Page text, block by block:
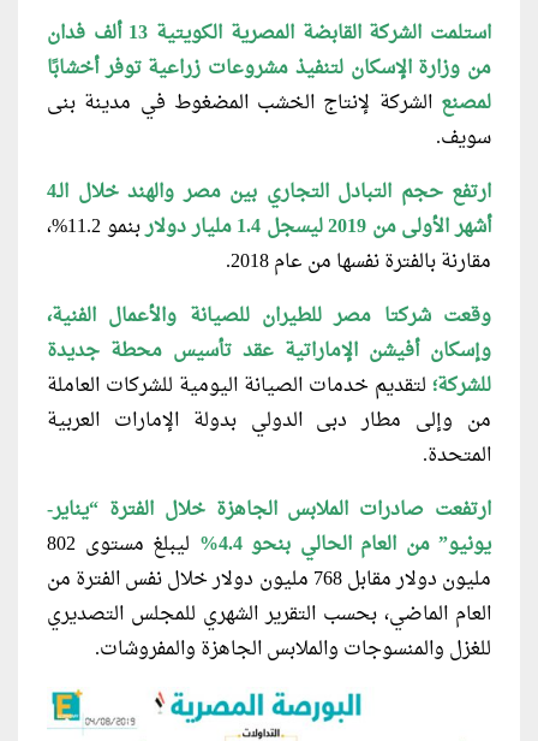
استلمت الشركة القابضة المصرية الكويتية 13 ألف فدان
من وزارة الإسكان لتنفيذ مشروعات زراعية توفر أخشابًا
لمصنع الشركة لإنتاج الخشب المضغوط في مدينة بنى
سويف.
ارتفع حجم التبادل التجاري بين مصر والهند خلال الـ4
أشهر الأولى من 2019 ليسجل 1.4 مليار دولار
بنمو 11.2%،
مقارنة بالفترة نفسها من عام 2018.
وقعت شركتا مصر للطيران للصيانة والأعمال الفنية،
وإسكان أفيشن الإماراتية عقد تأسيس محطة جديدة
للشركة؛ لتقديم خدمات الصيانة اليومية للشركات العاملة
من وإلى مطار دبى الدولي بدولة الإمارات العربية
المتحدة.
ارتفعت صادرات الملابس الجاهزة خلال الفترة “يناير-
يونيو” من العام الحالي بنحو 4.4%
ليبلغ مستوى 802
مليون دولار مقابل 768 مليون دولار خلال نفس الفترة من
العام الماضي، بحسب التقرير الشهري للمجلس التصديري
للغزل والمنسوجات والملابس الجاهزة والمفروشات.